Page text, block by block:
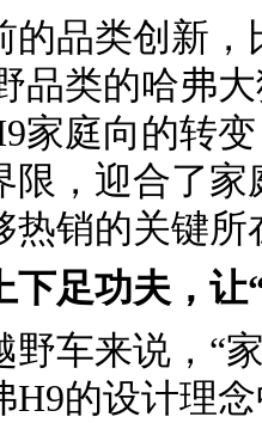
的品类创新
品类的哈弗
家庭向的转
限，迎合了
热销的关键所
下足功夫，让
野车来说，“
H9的设计理